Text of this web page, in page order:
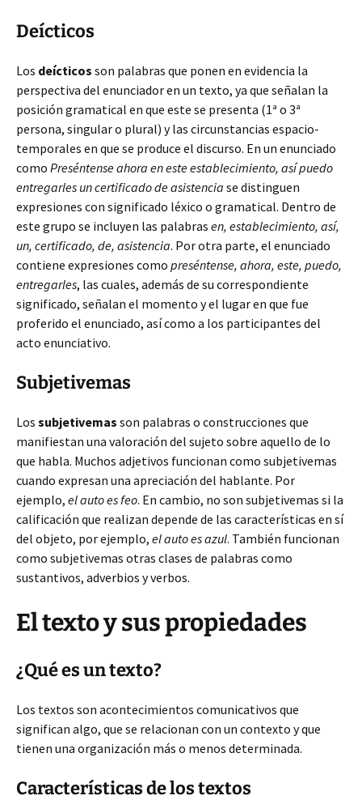
Deícticos
Los deícticos son palabras que ponen en evidencia la
perspectiva del enunciador en un texto, ya que señalan la
posición gramatical en que este se presenta (1ª o 3ª
persona, singular o plural) y las circunstancias espacio-
temporales en que se produce el discurso. En un enunciado
como Preséntense ahora en este establecimiento, así puedo
entregarles un certificado de asistencia se distinguen
expresiones con significado léxico o gramatical. Dentro de
este grupo se incluyen las palabras en, establecimiento, así,
un, certificado, de, asistencia. Por otra parte, el enunciado
contiene expresiones como preséntense, ahora, este, puedo,
entregarles, las cuales, además de su correspondiente
significado, señalan el momento y el lugar en que fue
proferido el enunciado, así como a los participantes del
acto enunciativo.
Subjetivemas
Los subjetivemas son palabras o construcciones que
manifiestan una valoración del sujeto sobre aquello de lo
que habla. Muchos adjetivos funcionan como subjetivemas
cuando expresan una apreciación del hablante. Por
ejemplo, el auto es feo. En cambio, no son subjetivemas si la
calificación que realizan depende de las características en sí
del objeto, por ejemplo, el auto es azul. También funcionan
como subjetivemas otras clases de palabras como
sustantivos, adverbios y verbos.
El texto y sus propiedades
¿Qué es un texto?
Los textos son acontecimientos comunicativos que
significan algo, que se relacionan con un contexto y que
tienen una organización más o menos determinada.
Características de los textos